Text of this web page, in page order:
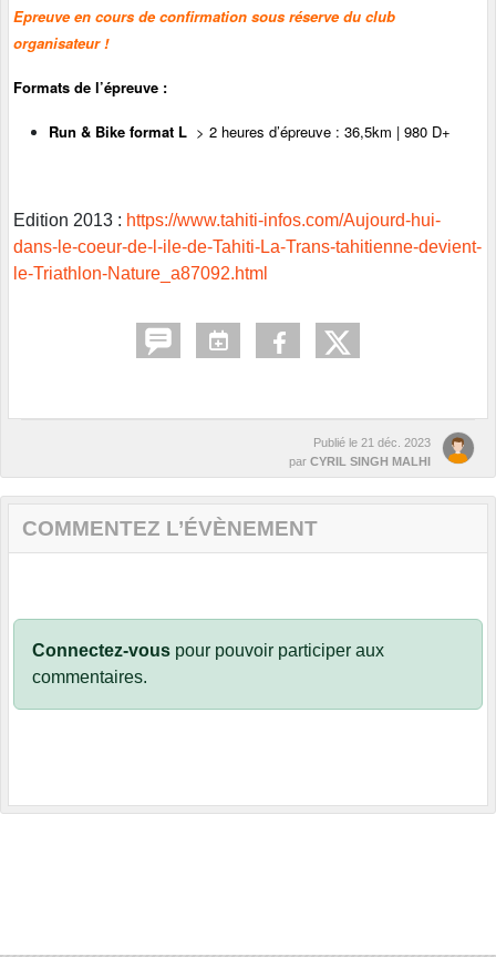
Epreuve en cours de confirmation sous réserve du club
organisateur !
Formats de l’épreuve :
Run & Bike format L > 2 heures d’épreuve : 36,5km | 980 D+
Edition 2013 : https://www.tahiti-infos.com/Aujourd-hui-
dans-le-coeur-de-l-ile-de-Tahiti-La-Trans-tahitienne-devient-
le-Triathlon-Nature_a87092.html
Publié le 21 déc. 2023
par CYRIL SINGH MALHI
COMMENTEZ L’ÉVÈNEMENT
Connectez-vous pour pouvoir participer aux
commentaires.